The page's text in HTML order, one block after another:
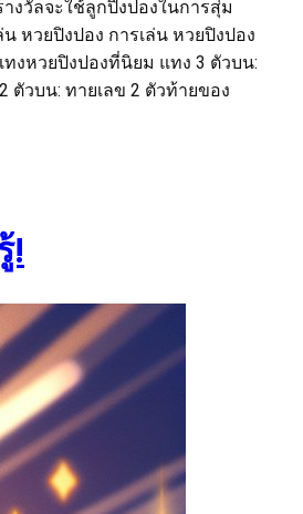
งวัลจะใช้ลูกปิงปองในการสุ่ม
หวยปิงปอง การเล่น หวยปิงปอง
งหวยปิงปองที่นิยม แทง 3 ตัวบน:
ตัวบน: ทายเลข 2 ตัวท้ายของ
!